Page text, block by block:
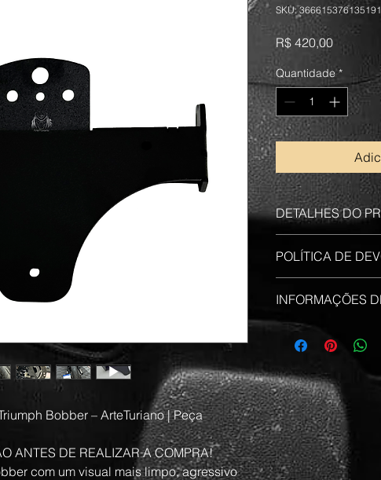
Bobber – ArteTuriano | Peça
ANTES DE REALIZAR A COMPRA!
com um visual mais limpo, agressivo
SKU: 366615376135191
R$ 420,00Preço
Quantidade *
DETALHES DO
•    Estrutura
•    Pintura
acabamento)
•    Estrutura para
original que
•    Relocação
•    Fixação no
paralama traseiro
POLÍTICA DE
Use este espaço
que fazer caso
Ter uma política de
ótima maneira de
compras com
INFORMAÇÕES
Use este espaço
sobre seus
custos. Ter uma
de estabelecer
segurança.